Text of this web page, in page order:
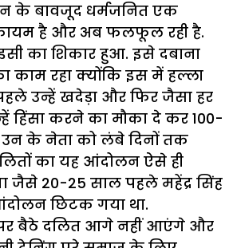
के बावजूद धर्मजनित एक
कायम है और अब फलफूल रही है.
का शिकार हुआ. इसे दबाना
काम रहा क्योंकि इस में हल्ला
उन्हें खदेड़ा और फिर जैसा हर
हिंसा करने का मौका दे कर 100-
उन के नेता को लंबे दिनों तक
का यह आंदोलन ऐसे ही
जैसे 20-25 साल पहले महेंद्र सिंह
छिटक गया था.
बैठे दलित आगे नहीं आएंगे और